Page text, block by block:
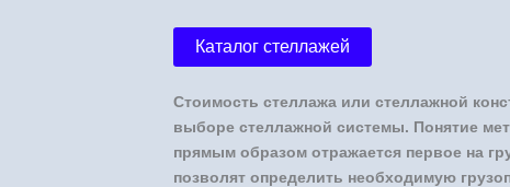
Каталог стеллажей
Стоимость стеллажа или стеллажной
выборе стеллажной системы. Понятие
прямым образом отражается первое на
позволят определить необходимую